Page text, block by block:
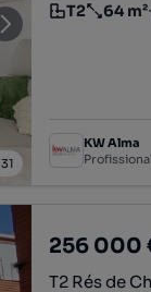
31
Tipologia
T2
Preço por64 m²
Andar
KW Alma
256 000
T2 Rés de